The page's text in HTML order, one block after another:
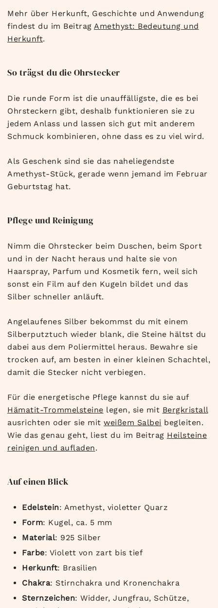
Mehr über Herkunft, Geschichte und Anwendung
findest du im Beitrag Amethyst: Bedeutung und
Herkunft.
So trägst du die Ohrstecker
Die runde Form ist die unauffälligste, die es bei
Ohrsteckern gibt, deshalb funktionieren sie zu
jedem Anlass und lassen sich gut mit anderem
Schmuck kombinieren, ohne dass es zu viel wird.
Als Geschenk sind sie das naheliegendste
Amethyst-Stück, gerade wenn jemand im Februar
Geburtstag hat.
Pflege und Reinigung
Nimm die Ohrstecker beim Duschen, beim Sport
und in der Nacht heraus und halte sie von
Haarspray, Parfum und Kosmetik fern, weil sich
sonst ein Film auf den Kugeln bildet und das
Silber schneller anläuft.
Angelaufenes Silber bekommst du mit einem
Silberputztuch wieder blank, die Steine hältst du
dabei aus dem Poliermittel heraus. Bewahre sie
trocken auf, am besten in einer kleinen Schachtel,
damit die Stecker nicht verbiegen.
Für die energetische Pflege kannst du sie auf
Hämatit-Trommelsteine legen, sie mit Bergkristall
ausrichten oder sie mit weißem Salbei begleiten.
Wie das genau geht, liest du im Beitrag Heilsteine
reinigen und aufladen.
Auf einen Blick
Edelstein: Amethyst, violetter Quarz
Form: Kugel, ca. 5 mm
Material: 925 Silber
Farbe: Violett von zart bis tief
Herkunft: Brasilien
Chakra: Stirnchakra und Kronenchakra
Sternzeichen: Widder, Jungfrau, Schütze,